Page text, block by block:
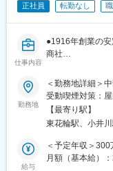
・平均勤続年数
■福利厚生：
家族手当、住宅手
当社は、1947年
特殊鋼を扱う専
おります。大手
度のある企業で
変更の範囲：会
で20分程度の距
【商材】
特殊鋼材、ステ
■入社後のフォロ
・まずは、先輩
前の営業として
・特殊鋼に関し
はOJTを通して
※業界知識0から
安心ください。
正社員 転勤なし
仕事内容
●1916年創業の
商社
●未経験の方も
■業務内容
電線・ワイヤー
■具体的な業務内
【工場スタッフ】
電装品や電線・
勤務地
＜勤務地詳細＞
受動喫煙対策：
【最寄り駅】
東花輪駅、小井
給与
＜予定年収＞
月額（基本給）